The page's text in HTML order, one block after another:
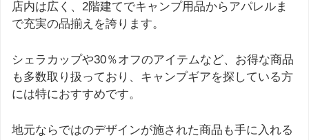
店内は広く、2階建てでキャンプ用品からアパレルま
で充実の品揃えを誇ります。
シェラカップや30％オフのアイテムなど、お得な商品
も多数取り扱っており、キャンプギアを探している方
には特におすすめです。
地元ならではのデザインが施された商品も手に入れる